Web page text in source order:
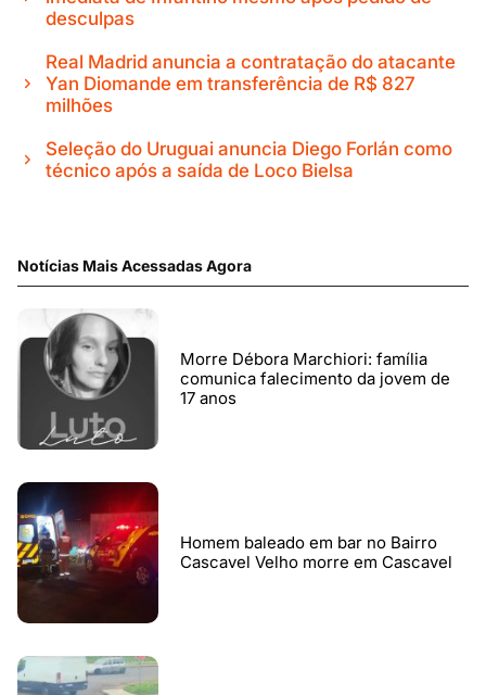
desculpas
Real Madrid anuncia a contratação do atacante
Yan Diomande em transferência de R$ 827
milhões
Seleção do Uruguai anuncia Diego Forlán como
técnico após a saída de Loco Bielsa
Notícias Mais Acessadas Agora
Morre Débora Marchiori: família
comunica falecimento da jovem de
17 anos
Homem baleado em bar no Bairro
Cascavel Velho morre em Cascavel